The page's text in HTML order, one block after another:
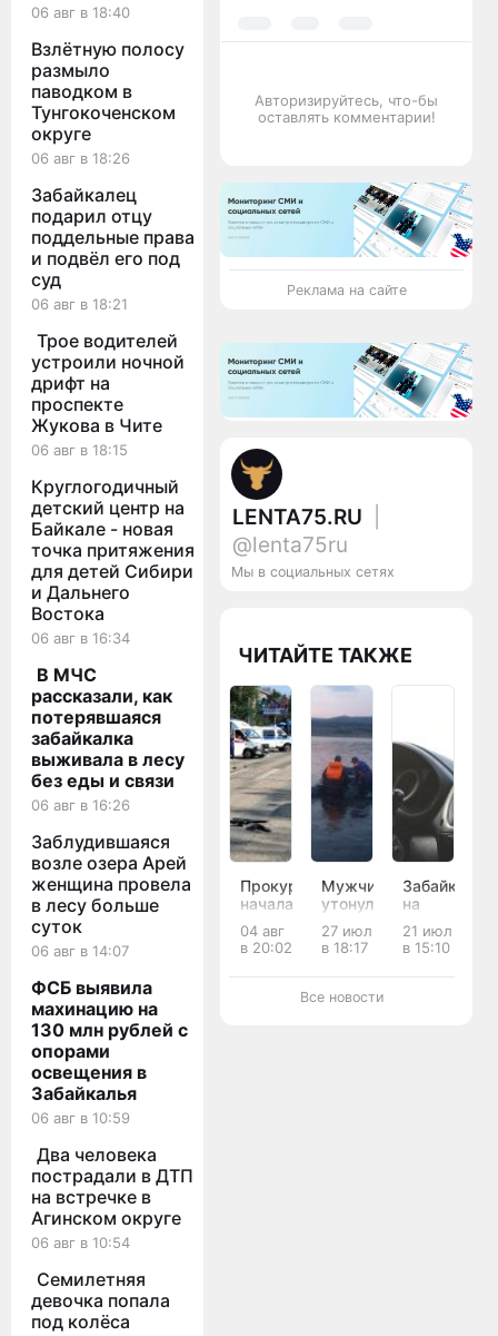
06 авг в 18:40
Взлётную полосу
размыло
паводком в
Тунгокоченском
округе
06 авг в 18:26
Забайкалец
подарил отцу
поддельные права
и подвёл его под
суд
06 авг в 18:21
Трое водителей
устроили ночной
дрифт на
проспекте
Жукова в Чите
06 авг в 18:15
Круглогодичный
детский центр на
Байкале - новая
точка притяжения
для детей Сибири
и Дальнего
Востока
06 авг в 16:34
В МЧС
рассказали, как
потерявшаяся
забайкалка
выживала в лесу
без еды и связи
06 авг в 16:26
Заблудившаяся
возле озера Арей
женщина провела
в лесу больше
суток
06 авг в 14:07
ФСБ выявила
махинацию на
130 млн рублей с
опорами
освещения в
Забайкалья
06 авг в 10:59
Два человека
пострадали в ДТП
на встречке в
Агинском округе
06 авг в 10:54
Семилетняя
девочка попала
под колёса
Авторизируйтесь, что-бы
оставлять комментарии!
Реклама на сайте
LENTA75.RU
@lenta75ru
Мы в социальных сетях
ЧИТАЙТЕ ТАКЖЕ
Прокуратура
начала
проверку
из-за
ДТП с
погибшим
мотоциклистом
04 авг
в 20:02
Мужчина
утонул
во
время
купания
на
озере
27 июл
в 18:17
Забайкалец
на
машине
влетел
в
21 июл
в 15:10
Все новости